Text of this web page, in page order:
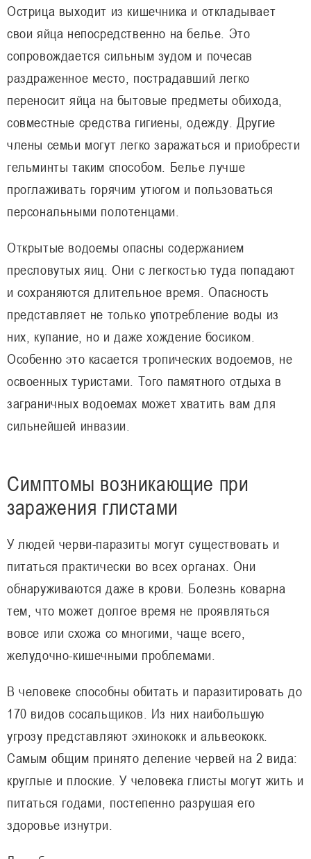
Острица выходит из кишечника и откладывает
свои яйца непосредственно на белье. Это
сопровождается сильным зудом и почесав
раздраженное место, пострадавший легко
переносит яйца на бытовые предметы обихода,
совместные средства гигиены, одежду. Другие
члены семьи могут легко заражаться и приобрести
гельминты таким способом. Белье лучше
проглаживать горячим утюгом и пользоваться
персональными полотенцами.
Открытые водоемы опасны содержанием
пресловутых яиц. Они с легкостью туда попадают
и сохраняются длительное время. Опасность
представляет не только употребление воды из
них, купание, но и даже хождение босиком.
Особенно это касается тропических водоемов, не
освоенных туристами. Того памятного отдыха в
заграничных водоемах может хватить вам для
сильнейшей инвазии.
Симптомы возникающие при
заражения глистами
У людей черви-паразиты могут существовать и
питаться практически во всех органах. Они
обнаруживаются даже в крови. Болезнь коварна
тем, что может долгое время не проявляться
вовсе или схожа со многими, чаще всего,
желудочно-кишечными проблемами.
В человеке способны обитать и паразитировать до
170 видов сосальщиков. Из них наибольшую
угрозу представляют эхинококк и альвеококк.
Самым общим принято деление червей на 2 вида:
круглые и плоские. У человека глисты могут жить и
питаться годами, постепенно разрушая его
здоровье изнутри.